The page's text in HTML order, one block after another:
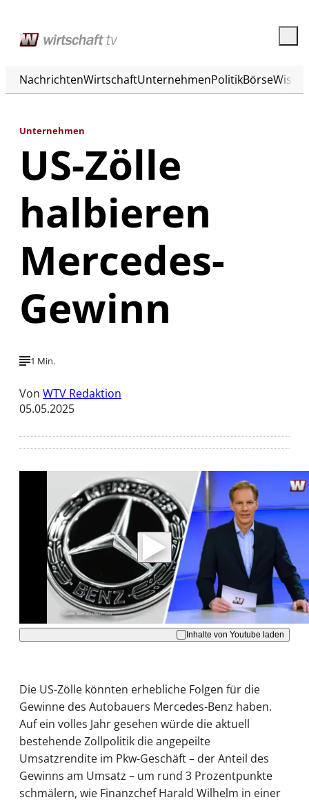
NachrichtenWirtschaftUnternehmenPolitikBörse
Unternehmen
US-Zölle
halbieren
Mercedes-
Gewinn
1 Min.
Von WTV Redaktion
05.05.2025
Mit der Wiedergabe dieses Videos werden
Daten an Youtube übertragen.
Hinweise dazu erhalten Sie in derDatenschutzerklärung
Akzeptieren
Inhalte von Youtube laden
Die US-Zölle könnten erhebliche Folgen für die
Gewinne des Autobauers Mercedes-Benz haben.
Auf ein volles Jahr gesehen würde die aktuell
bestehende Zollpolitik die angepeilte
Umsatzrendite im Pkw-Geschäft – der Anteil des
Gewinns am Umsatz – um rund 3 Prozentpunkte
schmälern, wie Finanzchef Harald Wilhelm in einer